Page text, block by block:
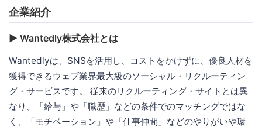
企業紹介
▶ Wantedly株式会社とは
Wantedlyは、SNSを活用し、コストをかけずに、優良人材を
獲得できるウェブ業界最大級のソーシャル・リクルーティン
グ・サービスです。 従来のリクルーティング・サイトとは異
なり、「給与」や「職歴」などの条件でのマッチングではな
く、「モチベーション」や「仕事仲間」などのやりがいや環